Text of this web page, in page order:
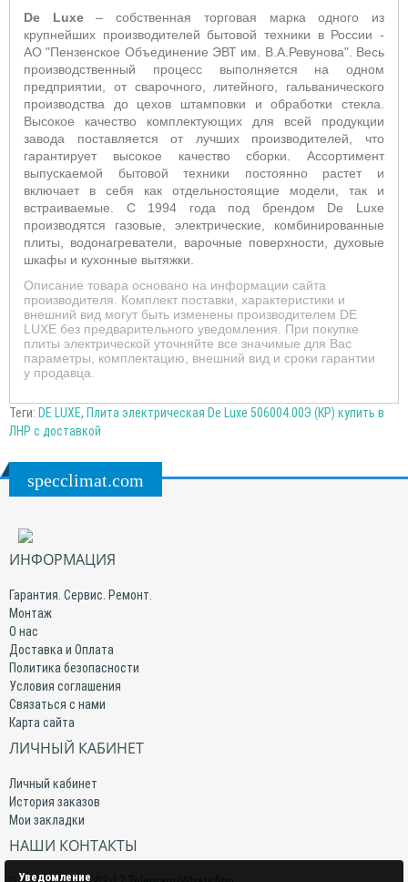
De Luxe– собственная торговая марка одного из
крупнейших производителей бытовой техники в России -
АО "Пензенское Объединение ЭВТ им. В.А.Ревунова". Весь
производственный процесс выполняется на одном
предприятии, от сварочного, литейного, гальванического
производства до цехов штамповки и обработки стекла.
Высокое качество комплектующих для всей продукции
завода поставляется от лучших производителей, что
гарантирует высокое качество сборки. Ассортимент
выпускаемой бытовой техники постоянно растет и
включает в себя как отдельностоящие модели, так и
встраиваемые. С 1994 года под брендом De Luxe
производятся газовые, электрические, комбинированные
плиты, водонагреватели, варочные поверхности, духовые
шкафы и кухонные вытяжки.
Описание товара основано на информации сайта
производителя. Комплект поставки, характеристики и
внешний вид могут быть изменены производителем DE
LUXE без предварительного уведомления. При покупке
плиты электрической уточняйте все значимые для Вас
параметры, комплектацию, внешний вид и сроки гарантии
у продавца.
Теги: DE LUXE, Плита электрическая De Luxe 506004.00Э (КР) купить в
ЛНР с доставкой
specclimat.com
ИНФОРМАЦИЯ
Гарантия. Сервис. Ремонт.
Монтаж
О нас
Доставка и Оплата
Политика безопасности
Условия соглашения
Связаться с нами
Карта сайта
ЛИЧНЫЙ КАБИНЕТ
Личный кабинет
История заказов
Мои закладки
НАШИ КОНТАКТЫ
Уведомление